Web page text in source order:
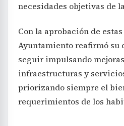
necesidades objetivas de
Con la aprobación de
Ayuntamiento reafirmó su
seguir impulsando
infraestructuras y
priorizando siempre el
requerimientos de los